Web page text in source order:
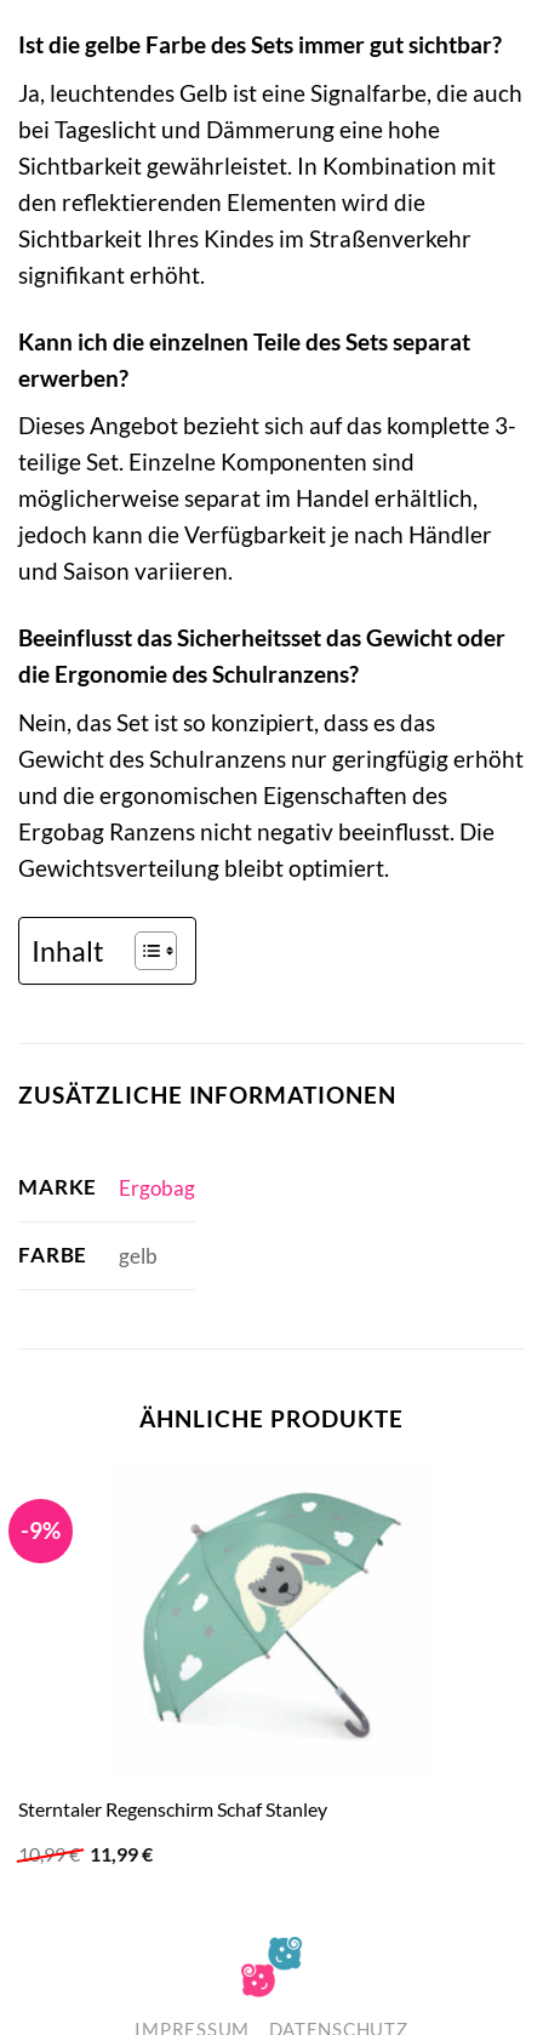
Ist die gelbe Farbe des Sets immer gut sichtbar?
Ja, leuchtendes Gelb ist eine Signalfarbe, die auch
bei Tageslicht und Dämmerung eine hohe
Sichtbarkeit gewährleistet. In Kombination mit
den reflektierenden Elementen wird die
Sichtbarkeit Ihres Kindes im Straßenverkehr
signifikant erhöht.
Kann ich die einzelnen Teile des Sets separat
erwerben?
Dieses Angebot bezieht sich auf das komplette 3-
teilige Set. Einzelne Komponenten sind
möglicherweise separat im Handel erhältlich,
jedoch kann die Verfügbarkeit je nach Händler
und Saison variieren.
Beeinflusst das Sicherheitsset das Gewicht oder
die Ergonomie des Schulranzens?
Nein, das Set ist so konzipiert, dass es das
Gewicht des Schulranzens nur geringfügig erhöht
und die ergonomischen Eigenschaften des
Ergobag Ranzens nicht negativ beeinflusst. Die
Gewichtsverteilung bleibt optimiert.
Inhalt
ZUSÄTZLICHE INFORMATIONEN
MARKE Ergobag
FARBE gelb
ÄHNLICHE PRODUKTE
-9%
Sterntaler Regenschirm Schaf Stanley
10,99€ Ursprünglicher
11,99€Aktueller
IMPRESSUM DATENSCHUTZ